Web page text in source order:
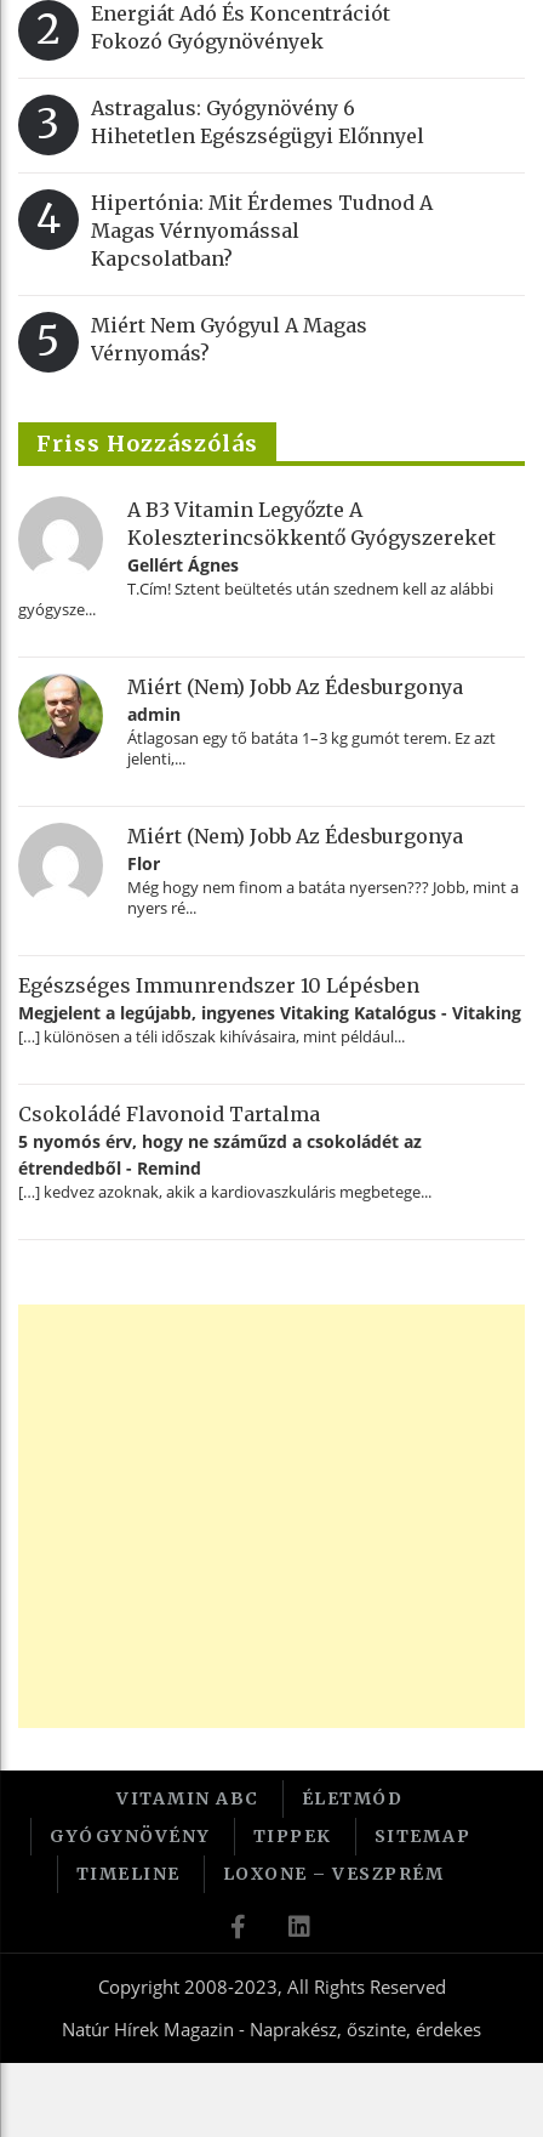
2
Energiát Adó És Koncentrációt
Fokozó Gyógynövények
3
Astragalus: Gyógynövény 6
Hihetetlen Egészségügyi Előnnyel
4
Hipertónia: Mit Érdemes Tudnod A
Magas Vérnyomással
Kapcsolatban?
5
Miért Nem Gyógyul A Magas
Vérnyomás?
Friss Hozzászólás
A B3 Vitamin Legyőzte A
Koleszterincsökkentő Gyógyszereket
Gellért Ágnes
T.Cím! Sztent beültetés után szednem kell az alábbi
gyógysze...
Miért (nem) Jobb Az Édesburgonya
admin
Átlagosan egy tő batáta 1–3 kg gumót terem. Ez azt
jelenti,...
Miért (nem) Jobb Az Édesburgonya
Flor
Még hogy nem finom a batáta nyersen??? Jobb, mint a
nyers ré...
Egészséges Immunrendszer 10 Lépésben
Megjelent a legújabb, ingyenes Vitaking Katalógus - Vitaking
[…] különösen a téli időszak kihívásaira, mint például...
Csokoládé Flavonoid Tartalma
5 nyomós érv, hogy ne száműzd a csokoládét az
étrendedből - Remind
[…] kedvez azoknak, akik a kardiovaszkuláris megbetege...
VITAMIN ABC
ÉLETMÓD
GYÓGYNÖVÉNY
TIPPEK
SITEMAP
TIMELINE
LOXONE – VESZPRÉM
Copyright 2008-2023, All Rights Reserved
Natúr Hírek Magazin - Naprakész, őszinte, érdekes